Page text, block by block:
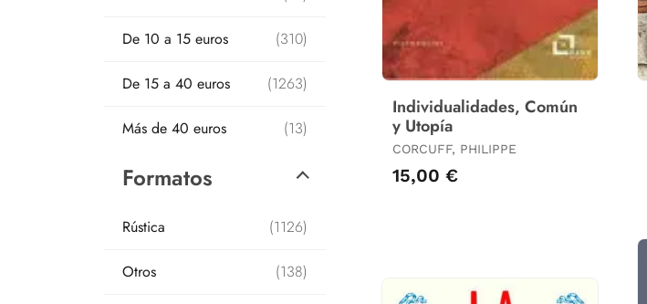
De 10 a 15 euros (310)
De 15 a 40 euros (1263)
Más de 40 euros (13)
Formatos
Rústica (1126)
Otros (138)
Individualidades, Común
y Utopía
CORCUFF, PHILIPPE
15,00 €